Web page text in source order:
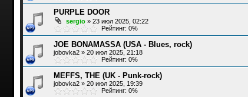
PURPLE DOOR
sergio» 23 июл 2025, 02:22
Рейтинг: 0%
JOE BONAMASSA (USA - Blues, rock)
jobovka2» 20 июл 2025, 21:18
Рейтинг: 0%
MEFFS, THE (UK - Punk-rock)
jobovka2» 20 июл 2025, 19:39
Рейтинг: 0%